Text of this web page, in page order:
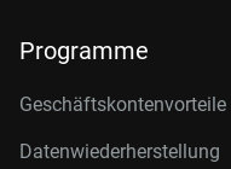
Programme
Geschäftskontenvorteile
Datenwiederherstellung